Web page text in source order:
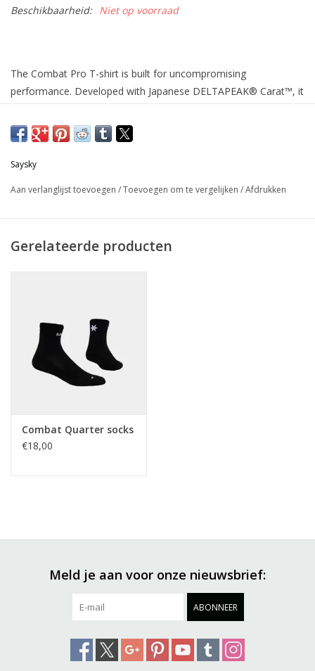
Beschikbaarheid: Niet op voorraad
The Combat Pro T-shirt is built for uncompromising
performance. Developed with Japanese DELTAPEAK® Carat™, it
and anti-cling comfort. Featherlight, quick-drying, and
exceptionally durable, it’s designed to perform season after
season – no matter the pace. Minimalist in look, but maximum
Saysky
Aan verlanglijst toevoegen /Toevoegen om te vergelijken /Afdrukken
Gerelateerde producten
Combat Quarter socks
€18,00
Meld je aan voor onze nieuwsbrief:
ABONNEER